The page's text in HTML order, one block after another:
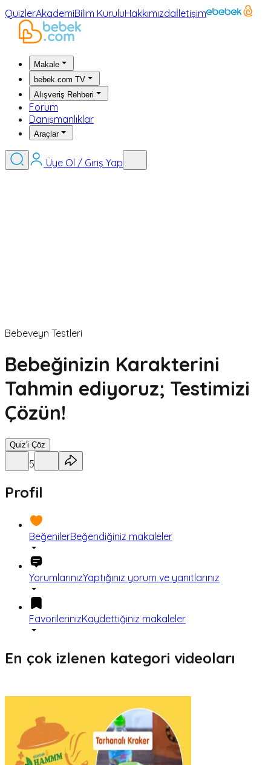
QuizlerAkademiBilim KuruluHakkımızdaİletişim
Makale
bebek.com TV
Alışveriş Rehberi
Forum
Danışmanlıklar
Araçlar
Üye Ol / Giriş Yap
Bebeveyn Testleri
Bebeğinizin Karakterini
Tahmin ediyoruz; Testimizi
Çözün!
Quiz'i Çöz
5
Profil
BeğenilerBeğendiğiniz makaleler
YorumlarınızYaptığınız yorum ve yanıtlarınız
FavorilerinizKaydettiğiniz makaleler
En çok izlenen kategori videoları